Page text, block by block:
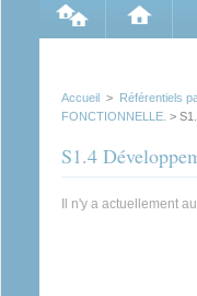
Accueil > Référentiels
FONCTIONNELLE. >
S1.4
Il n'y a actuellement